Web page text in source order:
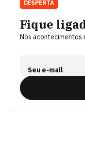
Fique
Nos acontecimentos
Seu e-mail
DESPERTA